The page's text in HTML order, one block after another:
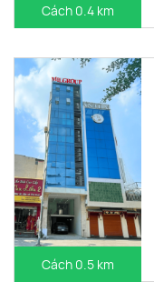
Cách 0.4 km
Cách 0.5 km